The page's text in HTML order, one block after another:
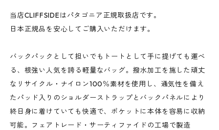
当店CLIFFSIDEはパタゴニア正規取扱店です。
日本正規品を安心してご購入いただけます。
バックパックとして担いでもトートとして手に提げても運べ
る、根強い人気を誇る軽量なバッグ。撥水加工を施した頑丈
なリサイクル・ナイロン100％素材を使用し、通気性を備え
たパッド入りのショルダーストラップとバックパネルにより
終日身に着けていても快適で、ポケットに本体を容易に収納
可能。フェアトレード・サーティファイドの工場で製造